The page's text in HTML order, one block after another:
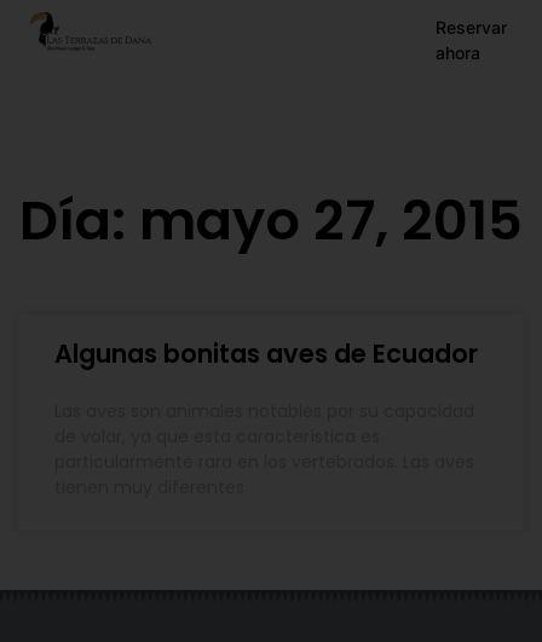
Reservar
ahora
Día: mayo 27, 2015
Algunas bonitas aves de Ecuador